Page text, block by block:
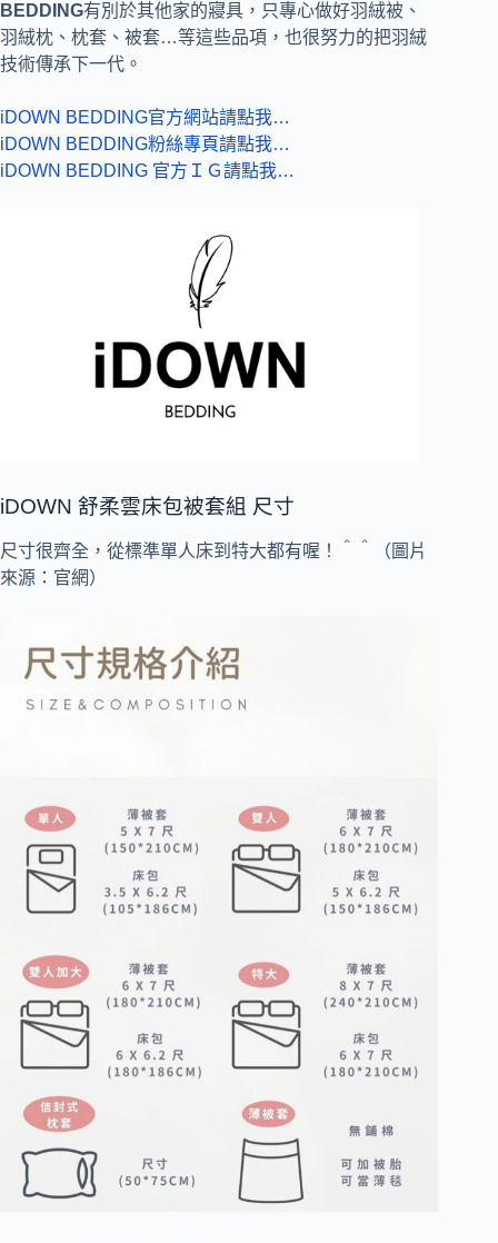
BEDDING有別於其他家的寢具，只專心做好羽絨被、
羽絨枕、枕套、被套…等這些品項，也很努力的把羽絨
技術傳承下一代。
iDOWN BEDDING官方網站請點我…
iDOWN BEDDING粉絲專頁請點我…
iDOWN BEDDING 官方ＩＧ請點我…
iDOWN 舒柔雲床包被套組 尺寸
尺寸很齊全，從標準單人床到特大都有喔！＾＾
（圖片
來源：官網）